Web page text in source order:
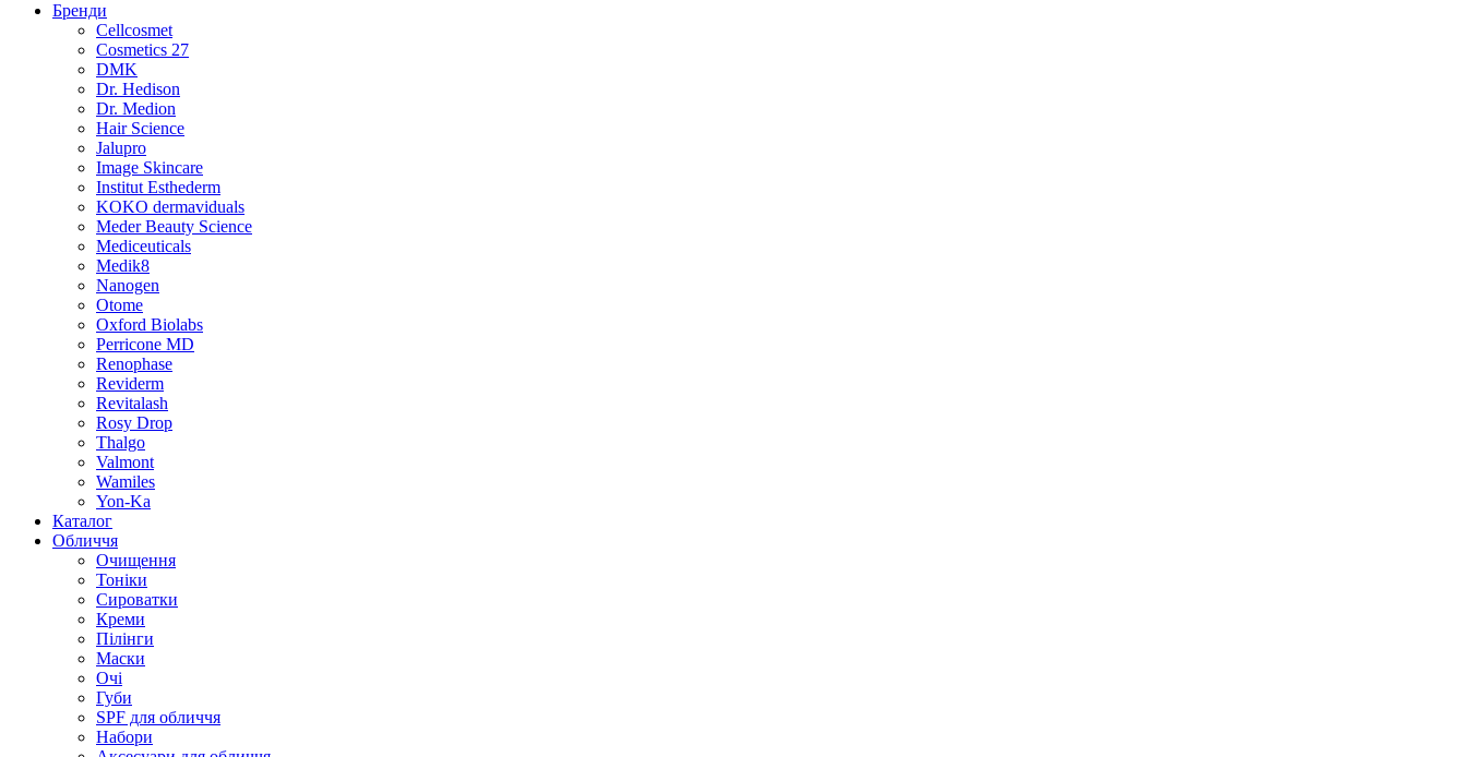
Бренди
Cellcosmet
Cosmetics 27
DMK
Dr. Hedison
Dr. Medion
Hair Science
Jalupro
Image Skincare
Institut Esthederm
KOKO dermaviduals
Meder Beauty Science
Mediceuticals
Medik8
Nanogen
Otome
Oxford Biolabs
Perricone MD
Renophase
Reviderm
Revitalash
Rosy Drop
Thalgo
Valmont
Wamiles
Yon-Ka
Каталог
Обличчя
Очищення
Тоніки
Сироватки
Креми
Пілінги
Маски
Очі
Губи
SPF для обличчя
Набори